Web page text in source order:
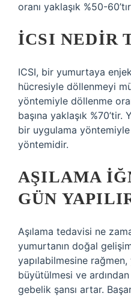
oranı yaklaşık %50-
İCSI NEDIR
ICSI, bir yumurtaya
hücresiyle döllenmeyi
yöntemiyle döllenme
başına yaklaşık
bir uygulama
yöntemidir.
AŞILAMA
GÜN
Aşılama tedavisi ne
yumurtanın doğal
yapılabilmesine
büyütülmesi ve
gebelik şansı artar.